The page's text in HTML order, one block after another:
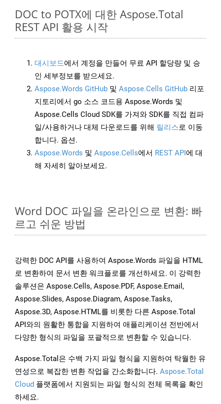
DOC to POTX에 대한 Aspose.Total
REST API 활용 시작
대시보드에서 계정을 만들어 무료 API 할당량 및 승
인 세부정보를 받으세요.
Aspose.Words GitHub 및 Aspose.Cells GitHub 리포
지토리에서 go 소스 코드용 Aspose.Words 및
Aspose.Cells Cloud SDK를 가져와 SDK를 직접 컴파
일/사용하거나 대체 다운로드를 위해 릴리스로 이동
합니다. 옵션.
Aspose.Words 및 Aspose.Cells에서 REST API에 대
해 자세히 알아보세요.
Word DOC 파일을 온라인으로 변환: 빠
르고 쉬운 방법
강력한 DOC API를 사용하여 Aspose.Words 파일을 HTML
로 변환하여 문서 변환 워크플로를 개선하세요. 이 강력한
솔루션은 Aspose.Cells, Aspose.PDF, Aspose.Email,
Aspose.Slides, Aspose.Diagram, Aspose.Tasks,
Aspose.3D, Aspose.HTML를 비롯한 다른 Aspose.Total
API와의 원활한 통합을 지원하여 애플리케이션 전반에서
다양한 형식의 파일을 포괄적으로 변환할 수 있습니다.
Aspose.Total은 수백 가지 파일 형식을 지원하여 탁월한 유
연성으로 복잡한 변환 작업을 간소화합니다. Aspose.Total
Cloud 플랫폼에서 지원되는 파일 형식의 전체 목록을 확인
하세요.